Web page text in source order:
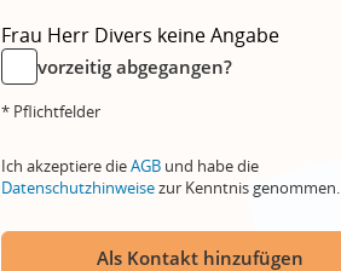
Frau Herr Divers keine Angabe
vorzeitig abgegangen?
* Pflichtfelder
Ich akzeptiere dieAGB und habe die
Datenschutzhinweisezur Kenntnis genommen.
Als Kontakt hinzufügen